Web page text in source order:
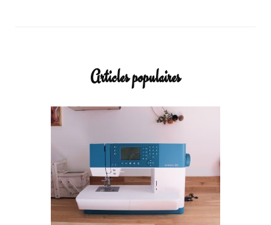
Articles populaires